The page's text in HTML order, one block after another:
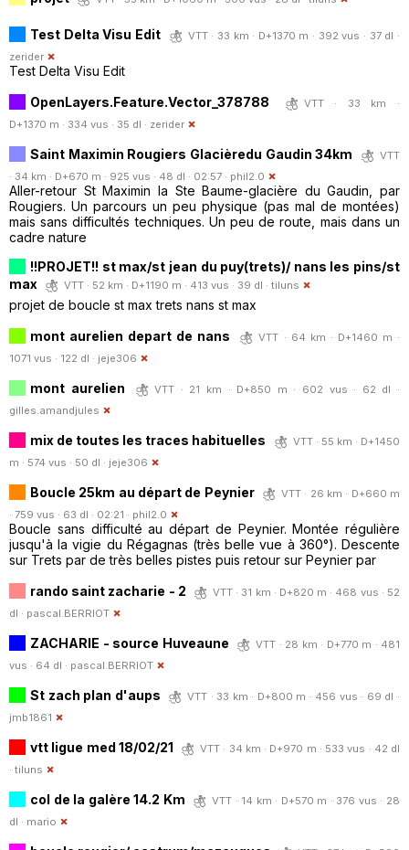
Test Delta Visu Edit
VTT · 33 km · D+1370 m · 392 vus · 37 dl ·
zerider
Test Delta Visu Edit
OpenLayers.Feature.Vector_378788
VTT · 33 km ·
D+1370 m · 334 vus · 35 dl · zerider
Saint Maximin Rougiers Glacièredu Gaudin 34km
VTT
· 34 km · D+670 m · 925 vus · 48 dl · 02:57 · phil2.0
Aller-retour St Maximin la Ste Baume-glacière du Gaudin, par
Rougiers. Un parcours un peu physique (pas mal de montées)
mais sans difficultés techniques. Un peu de route, mais dans un
cadre nature
!!PROJET!! st max/st jean du puy(trets)/ nans les pins/st
max
VTT · 52 km · D+1190 m · 413 vus · 39 dl · tiluns
projet de boucle st max trets nans st max
mont aurelien depart de nans
VTT · 64 km · D+1460 m ·
1071 vus · 122 dl · jeje306
mont aurelien
VTT · 21 km · D+850 m · 602 vus · 62 dl ·
gilles.amandjules
mix de toutes les traces habituelles
VTT · 55 km · D+1450
m · 574 vus · 50 dl · jeje306
Boucle 25km au départ de Peynier
VTT · 26 km · D+660 m
· 759 vus · 63 dl · 02:21 · phil2.0
Boucle sans difficulté au départ de Peynier. Montée régulière
jusqu'à la vigie du Régagnas (très belle vue à 360°). Descente
sur Trets par de très belles pistes puis retour sur Peynier par
rando saint zacharie - 2
VTT · 31 km · D+820 m · 468 vus · 52
dl · pascal.BERRIOT
ZACHARIE - source Huveaune
VTT · 28 km · D+770 m · 481
vus · 64 dl · pascal.BERRIOT
St zach plan d'aups
VTT · 33 km · D+800 m · 456 vus · 69 dl ·
jmb1861
vtt ligue med 18/02/21
VTT · 34 km · D+970 m · 533 vus · 42 dl
· tiluns
col de la galère 14.2 Km
VTT · 14 km · D+570 m · 376 vus · 28
dl · mario